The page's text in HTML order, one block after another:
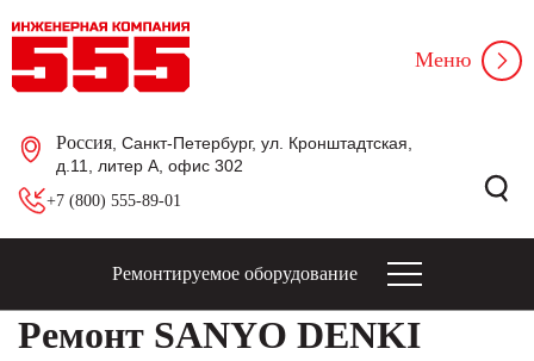
Россия , Санкт-Петербург, ул. Кронштадтская,
д.11, литер А, офис 302
+7 (800) 555-89-01
Меню
Ремонтируемое оборудование
Ремонт SANYO DENKI